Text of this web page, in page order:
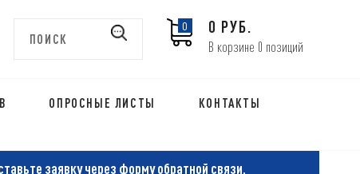
0 0 РУБ.
В корзине 0 позиций
ОПРОСНЫЕ ЛИСТЫ КОНТАКТЫ
заявку через форму обратной связи.